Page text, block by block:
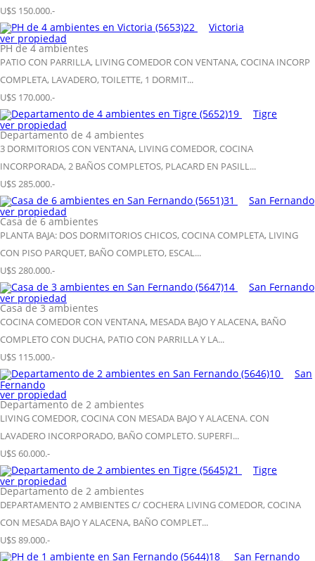
U$S 150.000.-
22
Victoria
ver propiedad
PH de 4 ambientes
PATIO CON PARRILLA, LIVING COMEDOR CON VENTANA, COCINA INCORP
COMPLETA, LAVADERO, TOILETTE, 1 DORMIT...
U$S 170.000.-
19
Tigre
ver propiedad
Departamento de 4 ambientes
3 DORMITORIOS CON VENTANA, LIVING COMEDOR, COCINA
INCORPORADA, 2 BAÑOS COMPLETOS, PLACARD EN PASILL...
U$S 285.000.-
31
San Fernando
ver propiedad
Casa de 6 ambientes
PLANTA BAJA: DOS DORMITORIOS CHICOS, COCINA COMPLETA, LIVING
CON PISO PARQUET, BAÑO COMPLETO, ESCAL...
U$S 280.000.-
14
San Fernando
ver propiedad
Casa de 3 ambientes
COCINA COMEDOR CON VENTANA, MESADA BAJO Y ALACENA, BAÑO
COMPLETO CON DUCHA, PATIO CON PARRILLA Y LA...
U$S 115.000.-
10
San
Fernando
ver propiedad
Departamento de 2 ambientes
LIVING COMEDOR, COCINA CON MESADA BAJO Y ALACENA. CON
LAVADERO INCORPORADO, BAÑO COMPLETO. SUPERFI...
U$S 60.000.-
21
Tigre
ver propiedad
Departamento de 2 ambientes
DEPARTAMENTO 2 AMBIENTES C/ COCHERA LIVING COMEDOR, COCINA
CON MESADA BAJO Y ALACENA, BAÑO COMPLET...
U$S 89.000.-
18
San Fernando